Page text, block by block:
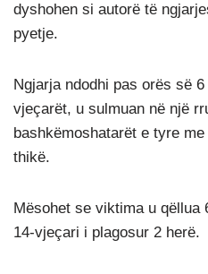
dyshohen si autorë të
pyetje.
Ngjarja ndodhi pas orës së
vjeçarët, u sulmuan në një
bashkëmoshatarët e tyre
thikë.
Mësohet se viktima u qëllua
14-vjeçari i plagosur 2 herë.